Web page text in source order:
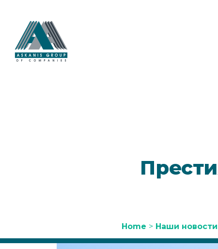
Home > Наши